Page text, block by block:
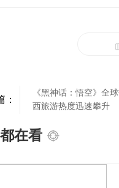
：
《黑神话：悟空》全
西旅游热度迅速攀升
在看